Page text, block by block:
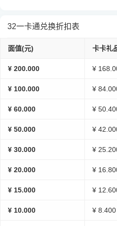
32一卡通兑换折扣表
面值(元) 卡卡礼
¥ 200.000 ¥
¥ 100.000 ¥
¥ 60.000 ¥
¥ 50.000 ¥
¥ 30.000 ¥
¥ 20.000 ¥
¥ 15.000 ¥
¥ 10.000 ¥ 8.400